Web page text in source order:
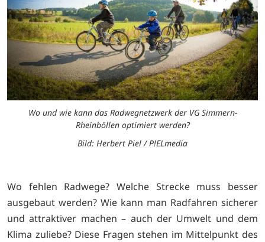
Wo und wie kann das Radwegnetzwerk der VG Simmern-
Rheinböllen optimiert werden?
Bild: Herbert Piel / P!ELmedia
Wo fehlen Radwege? Welche Strecke muss besser
ausgebaut werden? Wie kann man Radfahren sicherer
und attraktiver machen – auch der Umwelt und dem
Klima zuliebe? Diese Fragen stehen im Mittelpunkt des